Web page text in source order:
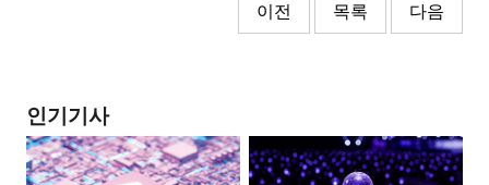
이전 목록 다음
인기기사